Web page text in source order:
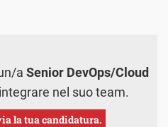
a Senior DevOps/Cloud
nel suo team.
la tua candidatura.